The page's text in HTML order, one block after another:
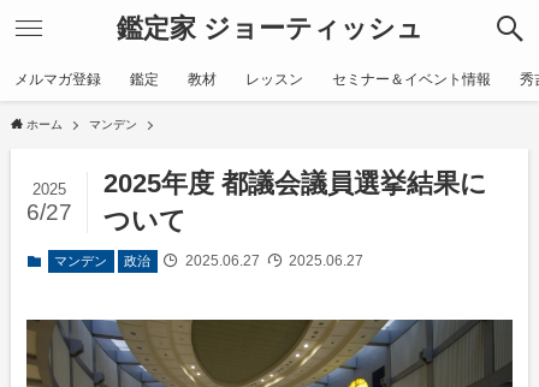
鑑定家 ジョーティッシュ
メルマガ登録 鑑定 教材 レッスン セミナー＆イベント情報 秀
ホーム マンデン
2025年度 都議会議員選挙結果に
ついて
2025
6/27
マンデン 政治 2025.06.27 2025.06.27